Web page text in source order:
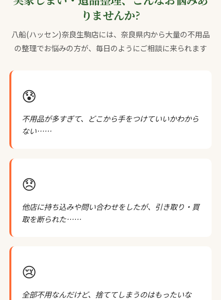
りませんか?
八船(ハッセン)奈良生駒店には、奈良県内から大量の不用品
の整理でお悩みの方が、毎日のようにご相談に来られます
😰
不用品が多すぎて、どこから手をつけていいかわから
ない……
😞
他店に持ち込みや問い合わせをしたが、引き取り・買
取を断られた……
😢
全部不用なんだけど、捨ててしまうのはもったいな